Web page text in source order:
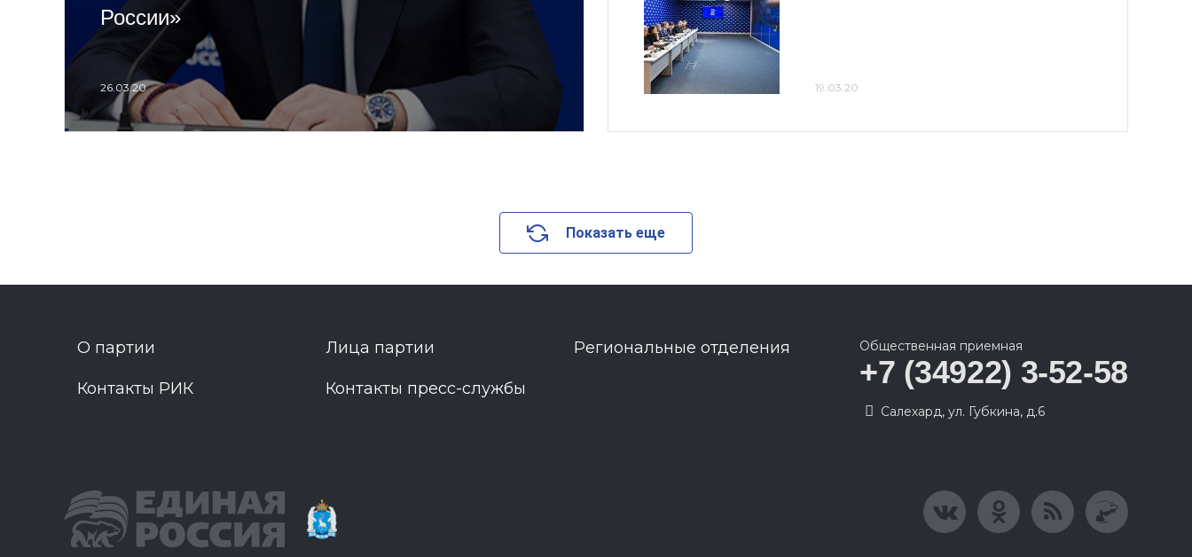
России»
26.03.20 19.03.20
Показать еще
О партии Лица партии Региональные отделения
Контакты РИК Контакты пресс-службы
Общественная приемная
+7 (34922) 3-52-58
Салехард, ул. Губкина, д.6